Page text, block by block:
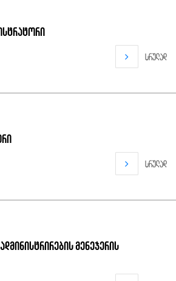
სრულად
სრულად
მენეჯერის